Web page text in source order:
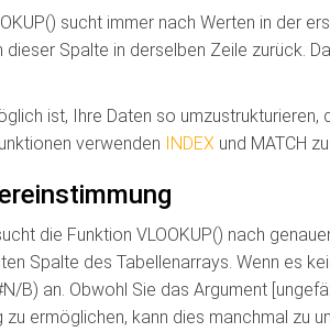
sucht immer nach Werten in der
Spalte in derselben Zeile zurück.
ist, Ihre Daten so
verwenden
INDEX und MATCH
die Funktion VLOOKUP() nach
Spalte des Tabellenarrays. Wenn es
B) an. Obwohl Sie das Argument
zu ermöglichen, kann dies manchmal zu